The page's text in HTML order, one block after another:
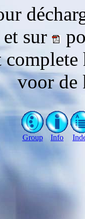
sur
voor de
Group Info